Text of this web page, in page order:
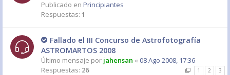
Publicado en Principiantes
Respuestas: 1
Fallado el III Concurso de Astrofotografía
ASTROMARTOS 2008
Último mensaje por jahensan « 08 Ago 2008, 17:36
Respuestas: 26 1 2 3